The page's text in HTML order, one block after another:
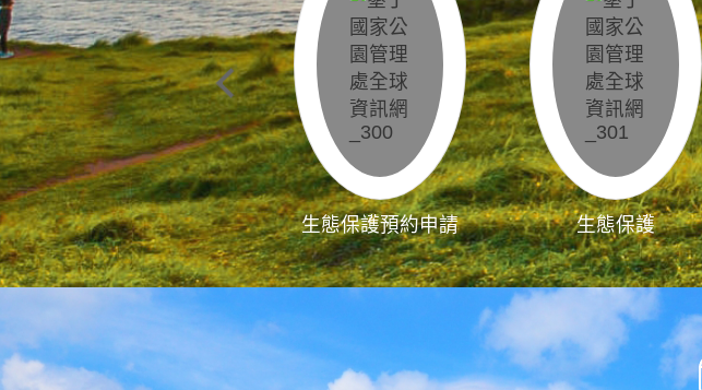
生態保護預約申請 生態保護